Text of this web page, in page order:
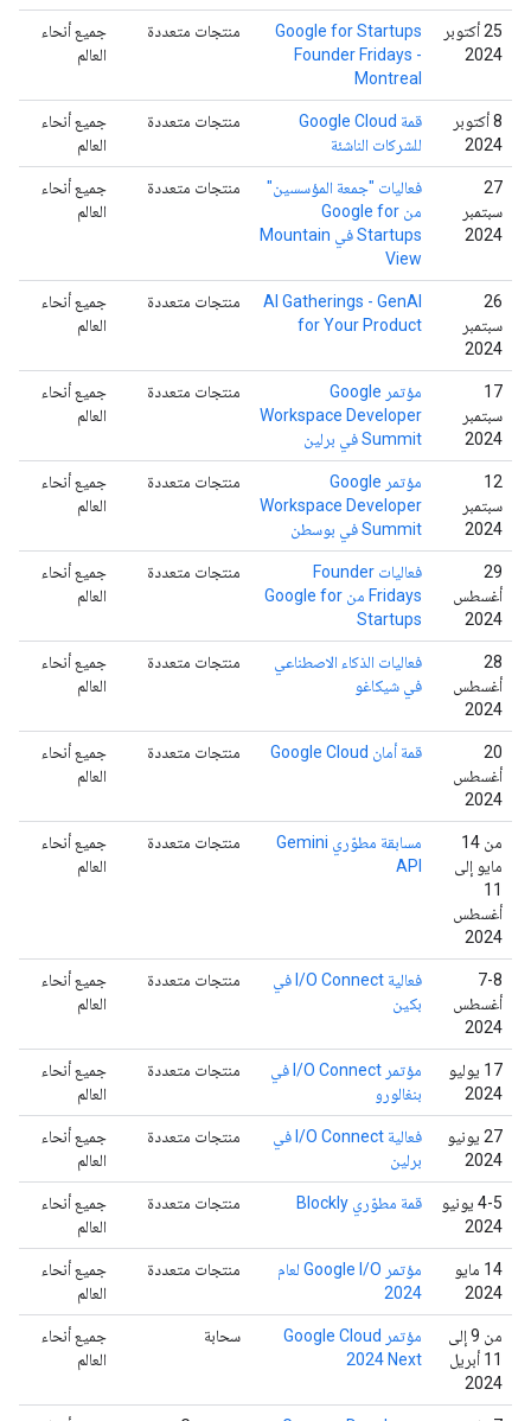
‫25 أكتوبر
2024
Google for Startups
Founder Fridays -
Montreal
منتجات متعددة
جميع أنحاء
العالم
8 أكتوبر
2024
قمة Google Cloud
للشركات الناشئة
منتجات متعددة
جميع أنحاء
العالم
‫27
سبتمبر
2024
فعاليات "جمعة المؤسسين"
من Google for
Startups في Mountain
View
منتجات متعددة
جميع أنحاء
العالم
‫26
سبتمبر
2024
AI Gatherings - GenAI
for Your Product
منتجات متعددة
جميع أنحاء
العالم
‫17
سبتمبر
2024
مؤتمر Google
Workspace Developer
Summit في برلين
منتجات متعددة
جميع أنحاء
العالم
‏12
سبتمبر
2024
مؤتمر Google
Workspace Developer
Summit في بوسطن
منتجات متعددة
جميع أنحاء
العالم
‫29
أغسطس
2024
فعاليات Founder
Fridays من Google for
Startups
منتجات متعددة
جميع أنحاء
العالم
‫28
أغسطس
2024
فعاليات الذكاء الاصطناعي
في شيكاغو
منتجات متعددة
جميع أنحاء
العالم
‫20
أغسطس
2024
قمة أمان Google Cloud منتجات متعددة
جميع أنحاء
العالم
من 14
مايو إلى
11
أغسطس
2024
مسابقة مطوّري Gemini
API
منتجات متعددة
جميع أنحاء
العالم
‫7-8
أغسطس
2024
فعالية I/O Connect في
بكين
منتجات متعددة
جميع أنحاء
العالم
‫17 يوليو
2024
مؤتمر I/O Connect في
بنغالورو
منتجات متعددة
جميع أنحاء
العالم
‫27 يونيو
2024
فعالية I/O Connect في
برلين
منتجات متعددة
جميع أنحاء
العالم
‫4-5 يونيو
2024
قمة مطوّري Blockly منتجات متعددة
جميع أنحاء
العالم
‫14 مايو
2024
مؤتمر Google I/O لعام
2024
منتجات متعددة
جميع أنحاء
العالم
من 9 إلى
11 أبريل
2024
مؤتمر Google Cloud
Next‏ 2024
سحابة
جميع أنحاء
العالم